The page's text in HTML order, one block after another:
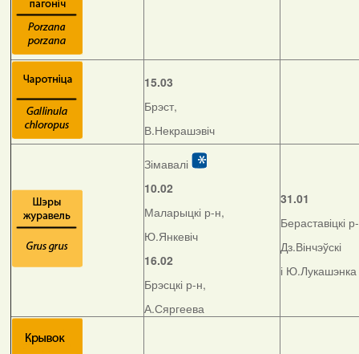
15.03
Брэст,
В.Некрашэвіч
Зімавалі
10.02
Маларыцкі р-н,
Ю.Янкевіч
16.02
Брэсцкі р-н,
А.Сяргеева
31.01
Бераставіцкі
Дз.Вінчэўскі
і Ю.Лукашэнка